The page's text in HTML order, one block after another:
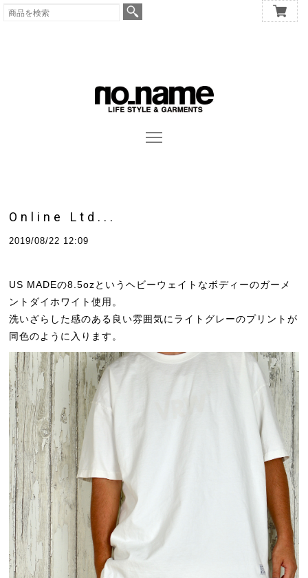
Online Ltd...
2019/08/22 12:09
US MADEの8.5ozというヘビーウェイトなボディーのガーメ
ントダイホワイト使用。
洗いざらした感のある良い雰囲気にライトグレーのプリントが
同色のように入ります。